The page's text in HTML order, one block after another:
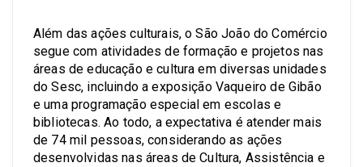
Além das ações culturais, o São João do Comércio
segue com atividades de formação e projetos nas
áreas de educação e cultura em diversas unidades
do Sesc, incluindo a exposição Vaqueiro de Gibão
e uma programação especial em escolas e
bibliotecas. Ao todo, a expectativa é atender mais
de 74 mil pessoas, considerando as ações
desenvolvidas nas áreas de Cultura, Assistência e